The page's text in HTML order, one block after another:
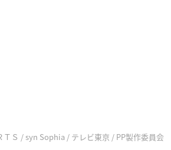
Ｓ / syn Sophia / テレビ東京 / PP製作委員会